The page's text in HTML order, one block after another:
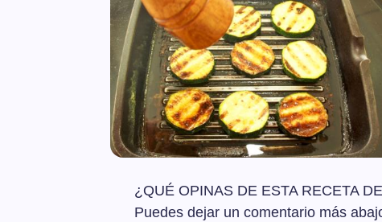
¿QUÉ OPINAS DE ESTA RECETA
Puedes dejar un comentario más